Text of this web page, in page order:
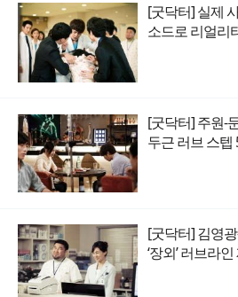
[굿닥터] 실제
소드로 리얼리
[굿닥터] 주원-
두근 러브 스텝
[굿닥터] 김영
‘장외’ 러브라